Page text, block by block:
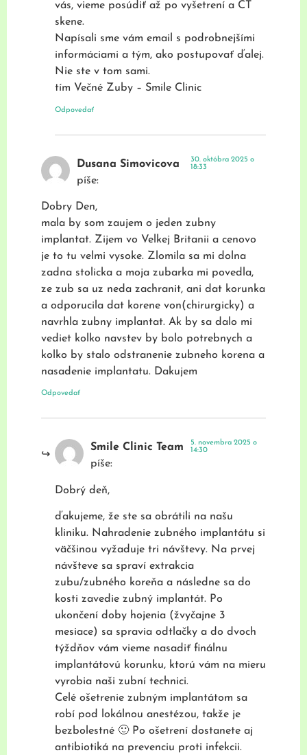
vás, vieme posúdiť až po vyšetrení a CT
skene.
Napísali sme vám email s podrobnejšími
informáciami a tým, ako postupovať ďalej.
Nie ste v tom sami.
tím Večné Zuby – Smile Clinic
Odpovedať
Dusana Simovicova
píše:
30. októbra 2025 o
18:33
Dobry Den,
mala by som zaujem o jeden zubny
implantat. Zijem vo Velkej Britanii a cenovo
je to tu velmi vysoke. Zlomila sa mi dolna
zadna stolicka a moja zubarka mi povedla,
ze zub sa uz neda zachranit, ani dat korunka
a odporucila dat korene von(chirurgicky) a
navrhla zubny implantat. Ak by sa dalo mi
vediet kolko navstev by bolo potrebnych a
kolko by stalo odstranenie zubneho korena a
nasadenie implantatu. Dakujem
Odpovedať
Smile Clinic Team
píše:
5. novembra 2025 o
14:30
Dobrý deň,
ďakujeme, že ste sa obrátili na našu
kliniku. Nahradenie zubného implantátu si
väčšinou vyžaduje tri návštevy. Na prvej
návšteve sa spraví extrakcia
zubu/zubného koreňa a následne sa do
kosti zavedie zubný implantát. Po
ukončení doby hojenia (žvyčajne 3
mesiace) sa spravia odtlačky a do dvoch
týždňov vám vieme nasadiť finálnu
implantátovú korunku, ktorú vám na mieru
vyrobia naši zubní technici.
Celé ošetrenie zubným implantátom sa
robí pod lokálnou anestézou, takže je
bezbolestné 🙂 Po ošetrení dostanete aj
antibiotiká na prevenciu proti infekcii.